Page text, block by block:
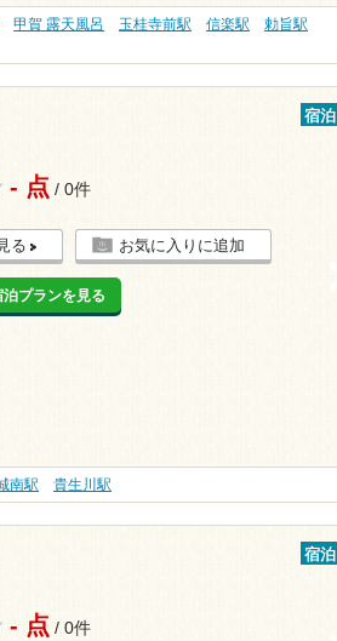
甲賀 露天風呂 玉桂寺前駅 信楽駅
勅旨駅
宿泊
- 点 / 0件
る お気に入りに追加
プランを見る
南駅 貴生川駅
宿泊
- 点 / 0件